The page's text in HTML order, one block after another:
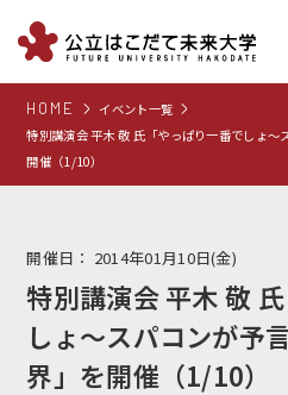
大学について
学部
就職支援
学生生活
研究・学外連携
HOME
イベント一覧
特別講演会 平木 敬 氏「やっぱり一番でしょ～
開催（1/10）
開催日： 2014年01月10日(金)
特別講演会 平木 敬
しょ～スパコンが予
界」を開催（1/10）